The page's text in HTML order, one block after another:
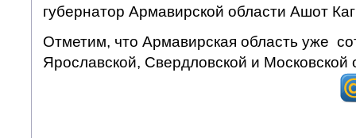
губернатор Армавирской области Ашот
Отметим, что Армавирская область уже
Ярославской, Свердловской и Московской